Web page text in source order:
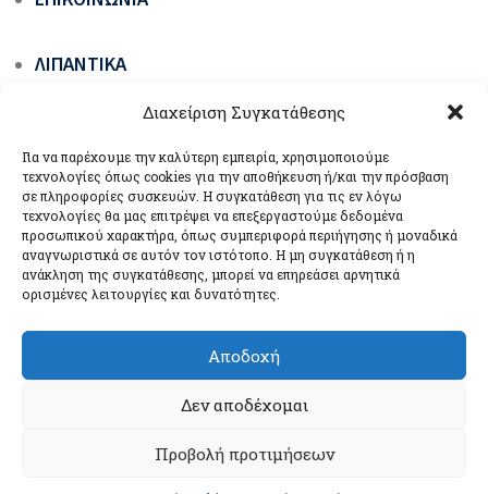
Διαχείριση Συγκατάθεσης
Για να παρέχουμε την καλύτερη εμπειρία, χρησιμοποιούμε
τεχνολογίες όπως cookies για την αποθήκευση ή/και την πρόσβαση
σε πληροφορίες συσκευών. Η συγκατάθεση για τις εν λόγω
τεχνολογίες θα μας επιτρέψει να επεξεργαστούμε δεδομένα
προσωπικού χαρακτήρα, όπως συμπεριφορά περιήγησης ή μοναδικά
αναγνωριστικά σε αυτόν τον ιστότοπο. Η μη συγκατάθεση ή η
ανάκληση της συγκατάθεσης, μπορεί να επηρεάσει αρνητικά
ορισμένες λειτουργίες και δυνατότητες.
Αποδοχή
Δεν αποδέχομαι
Προβολή προτιμήσεων
ΛΙΠΑΝΤΙΚΆ
ΓΡΆΣΑ ΟΧΗΜΆΤΩΝ & ΜΗΧΑΝΗΜΆΤΩΝ ΈΡΓΩΝ
ΒΙΟΛΙΠΑΝΤΙΚΆ ΟΙΚΟΛΟΓΙΚΆ ΠΡΆΣΙΝΗΣ
ΤΕΧΝΟΛΟΓΊΑΣ
ΣΥΣΚΕΥΈΣ ΛΊΠΑΝΣΗΣ
COPYRIGHT © UNIL OPAL GR 2024. ALL RIGHTS RESERVED.
ΠΟΛΙΤΙΚΉ COOKIES